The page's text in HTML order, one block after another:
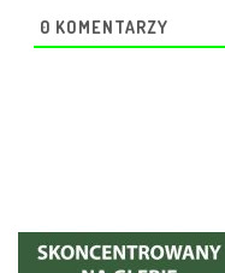
0 KOMENTARZY